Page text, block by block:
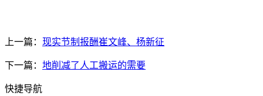
上一篇： 现实节制报酬崔文峰、杨新征
下一篇： 地削减了人工搬运的需要
快捷导航